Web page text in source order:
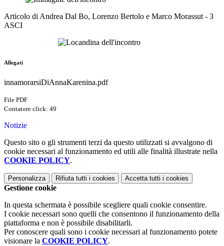
Articolo di Andrea Dal Bo, Lorenzo Bertolo e Marco Morassut - 3
ASCI
Allegati
innamorarsiDiAnnaKarenina.pdf
File PDF
Contatore click: 49
Notizie
Questo sito o gli strumenti terzi da questo utilizzati si avvalgono di
cookie necessari al funzionamento ed utili alle finalità illustrate nella
COOKIE POLICY.
Personalizza Rifiuta tutti i cookies Accetta tutti i cookies
Gestione cookie
In questa schermata è possibile scegliere quali cookie consentire.
I cookie necessari sono quelli che consentono il funzionamento della
piattaforma e non è possibile disabilitarli.
Per conoscere quali sono i cookie necessari al funzionamento potete
visionare la COOKIE POLICY.